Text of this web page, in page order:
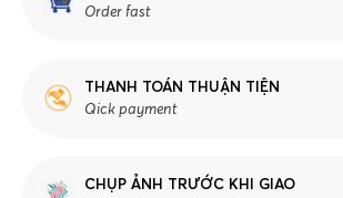
Order fast
THANH TOÁN THUẬN TIỆN
Qick payment
CHỤP ẢNH TRƯỚC KHI GIAO